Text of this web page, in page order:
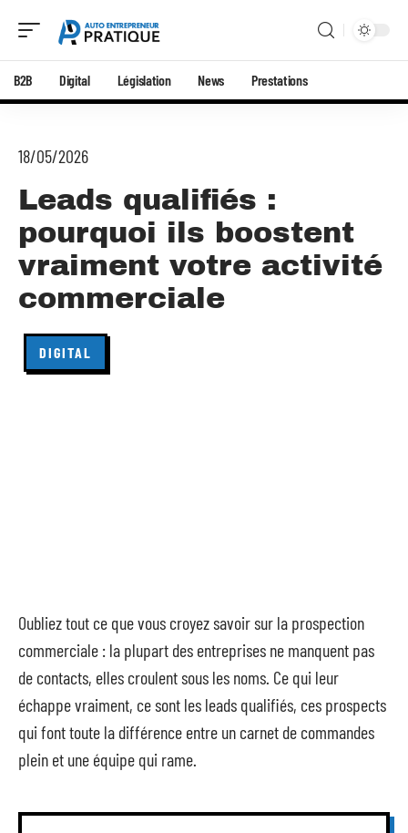
B2B Digital Législation News Prestations
18/05/2026
Leads qualifiés :
pourquoi ils boostent
vraiment votre activité
commerciale
DIGITAL
Oubliez tout ce que vous croyez savoir sur la prospection
commerciale : la plupart des entreprises ne manquent pas
de contacts, elles croulent sous les noms. Ce qui leur
échappe vraiment, ce sont les leads qualifiés, ces prospects
qui font toute la différence entre un carnet de commandes
plein et une équipe qui rame.